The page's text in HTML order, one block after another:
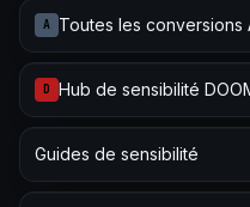
A Toutes les conversions
D Hub de sensibilité
Guides de sensibilité